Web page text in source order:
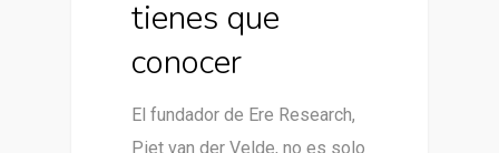
tienes que
conocer
El fundador de Ere Research,
Piet van der Velde, no es solo